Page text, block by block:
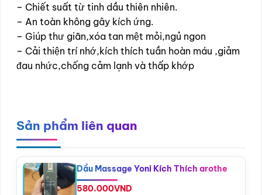
– Chiết suất từ tinh dầu thiên nhiên.
– An toàn không gây kích ứng.
– Giúp thư giãn,xóa tan mệt mỏi,ngủ ngon
– Cải thiện trí nhớ,kích thích tuần hoàn máu ,giảm
đau nhức,chống cảm lạnh và thấp khớp
Sản phẩm liên quan
Dầu Massage Yoni Kích Thích arothe
580.000VND